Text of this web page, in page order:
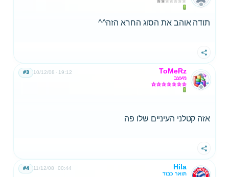
תודה אוהב את הסוג החרא הזה^^
שתף
ToMeRz
מעצב
10/12/08 19:12
#3
אזה קטלני העיניים שלו פה
שתף
Hila
תואר כבוד
11/12/08 00:44
#4